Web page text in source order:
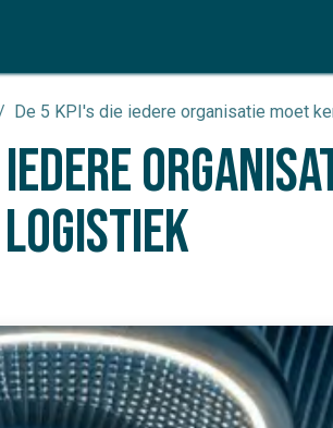
De 5 KPI's die iedere organisatie moet
iedere